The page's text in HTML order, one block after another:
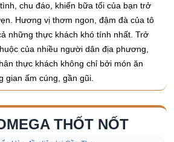
chu đáo, khiến bữa tối của bạn trở
Hương vị thơm ngon, đậm đà của tô
những thực khách khó tính nhất. Trở
của nhiều người dân địa phương,
thực khách không chỉ bởi món ăn
gian ấm cúng, gần gũi.
THỐT NỐT